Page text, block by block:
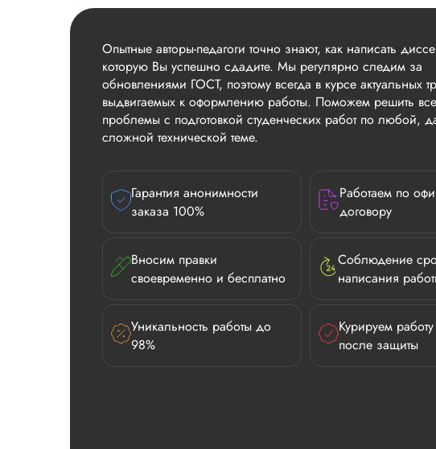
Опытные авторы-педагоги точно знают, как написать
которую Вы успешно сдадите. Мы регулярно следим за
обновлениями ГОСТ, поэтому всегда в курсе актуальных
выдвигаемых к оформлению работы. Поможем решить
проблемы с подготовкой студенческих работ по любой,
сложной технической теме.
Гарантия анонимности
заказа 100%
Работаем по
договору
Вносим правки
своевременно и бесплатно
Соблюдение
написания
Уникальность работы до
98%
Курируем
после защиты